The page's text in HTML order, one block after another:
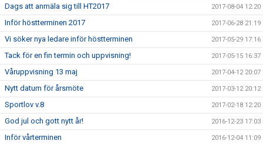
Dags att anmäla sig till HT2017 2017-08-04 12:20
Inför höstterminen 2017 2017-06-28 21:19
Vi söker nya ledare inför höstterminen 2017-05-29 17:16
Tack för en fin termin och uppvisning! 2017-05-15 16:37
Våruppvisning 13 maj 2017-04-12 20:07
Nytt datum för årsmöte 2017-03-12 20:12
Sportlov v.8 2017-02-18 12:20
God jul och gott nytt år! 2016-12-23 17:03
Inför vårterminen 2016-12-04 11:09